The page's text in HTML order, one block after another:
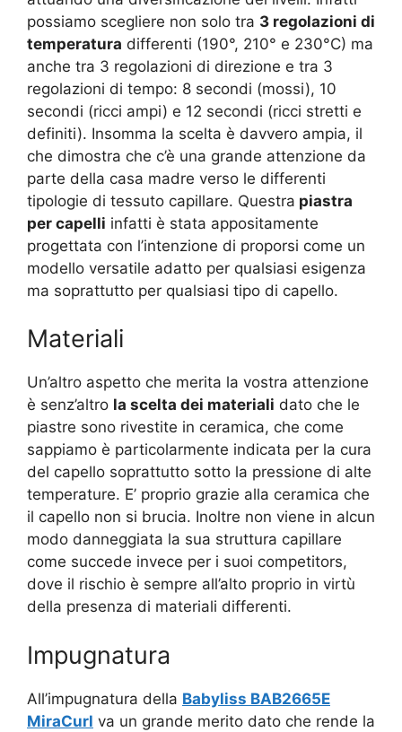
possiamo scegliere non solo tra 3 regolazioni di
temperatura differenti (190°, 210° e 230°C) ma
anche tra 3 regolazioni di direzione e tra 3
regolazioni di tempo: 8 secondi (mossi), 10
secondi (ricci ampi) e 12 secondi (ricci stretti e
definiti). Insomma la scelta è davvero ampia, il
che dimostra che c’è una grande attenzione da
parte della casa madre verso le differenti
tipologie di tessuto capillare. Questra piastra
per capelli infatti è stata appositamente
progettata con l’intenzione di proporsi come un
modello versatile adatto per qualsiasi esigenza
ma soprattutto per qualsiasi tipo di capello.
Materiali
Un’altro aspetto che merita la vostra attenzione
è senz’altro la scelta dei materiali dato che le
piastre sono rivestite in ceramica, che come
sappiamo è particolarmente indicata per la cura
del capello soprattutto sotto la pressione di alte
temperature. E’ proprio grazie alla ceramica che
il capello non si brucia. Inoltre non viene in alcun
modo danneggiata la sua struttura capillare
come succede invece per i suoi competitors,
dove il rischio è sempre all’alto proprio in virtù
della presenza di materiali differenti.
Impugnatura
All’impugnatura della Babyliss BAB2665E
MiraCurl va un grande merito dato che rende la